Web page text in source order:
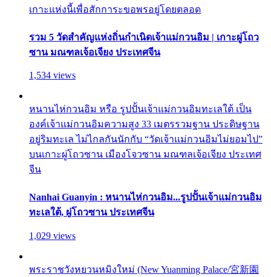
เกาะแห่งนี้เพื่อสักการะขอพรอยู่โดยตลอด
รวม 5 วัดสำคัญแห่งถิ่นกำเนิดเจ้าแม่กวนอิม | เกาะผู่โถว
ซาน มณฑลเจ้อเจียง ประเทศจีน
1,534 views
หนานไห่กวนอิม หรือ รูปปั้นเจ้าแม่กวนอิมทะเลใต้ เป็น
องค์เจ้าแม่กวนอิมความสูง 33 เมตรรวมฐาน ประดิษฐาน
อยู่ริมทะเล ไม่ไกลกันนักกับ “วัดเจ้าแม่กวนอิมไม่ยอมไป”
บนเกาะผู่โถวซาน เมืองโจวซาน มณฑลเจ้อเจียง ประเทศ
จีน
Nanhai Guanyin : หนานไห่กวนอิม...รูปปั้นเจ้าแม่กวนอิม
ทะเลใต้, ผู่โถวซาน ประเทศจีน
1,029 views
พระราชวังหยวนหมิงใหม่ (New Yuanming Palace/宮新園